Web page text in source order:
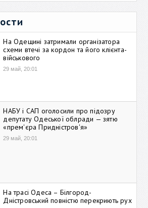
На Одещині затримали організатора
схеми втечі за кордон та його клієнта-
військового
29 май, 20:01
НАБУ і САП оголосили про підозру
депутату Одеської облради — зятю
«прем'єра Придністров'я»
29 май, 20:01
На трасі Одеса – Білгород-
Дністровський повністю перекриють рух